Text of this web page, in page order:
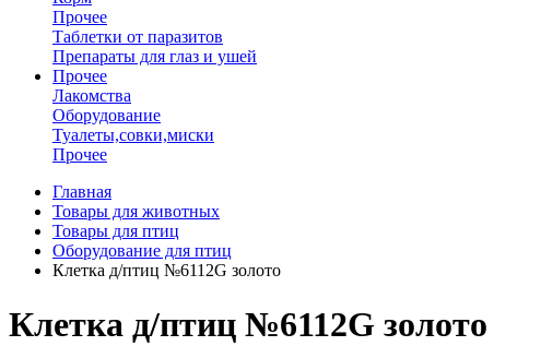
Прочее
Таблетки от паразитов
Препараты для глаз и ушей
Прочее
Лакомства
Оборудование
Туалеты,совки,миски
Прочее
Главная
Товары для животных
Товары для птиц
Оборудование для птиц
Клетка д/птиц №6112G золото
Клетка д/птиц №6112G золото